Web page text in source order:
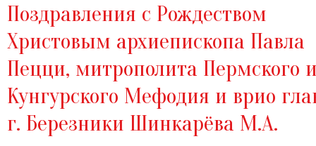
Поздравления с Рождеством
Христовым архиепископа Павла
Пецци, митрополита Пермского
Кунгурского Мефодия и врио
г. Березники Шинкарёва М.А.
до 20.00.
Секретариат:Понедельник-
Бухгалтерия:Понедельник-
Приём настоятеля:По записи
актуальном расписании.
Гуманитарная помощь: